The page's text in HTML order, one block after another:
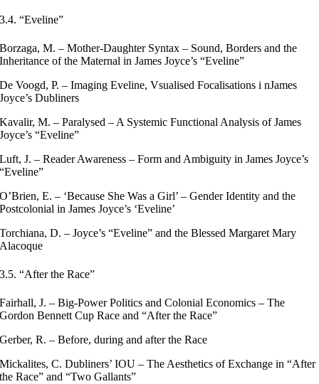
3.4. “Eveline”
Borzaga, M. – Mother-Daughter Syntax – Sound, Borders and the
Inheritance of the Maternal in James Joyce’s “Eveline”
De Voogd, P. – Imaging Eveline, Vsualised Focalisations i nJames
Joyce’s Dubliners
Kavalir, M. – Paralysed – A Systemic Functional Analysis of James
Joyce’s “Eveline”
Luft, J. – Reader Awareness – Form and Ambiguity in James Joyce’s
“Eveline”
O’Brien, E. – ‘Because She Was a Girl’ – Gender Identity and the
Postcolonial in James Joyce’s ‘Eveline’
Torchiana, D. – Joyce’s “Eveline” and the Blessed Margaret Mary
Alacoque
3.5. “After the Race”
Fairhall, J. – Big-Power Politics and Colonial Economics – The
Gordon Bennett Cup Race and “After the Race”
Gerber, R. – Before, during and after the Race
Mickalites, C. Dubliners’ IOU – The Aesthetics of Exchange in “After
the Race” and “Two Gallants”